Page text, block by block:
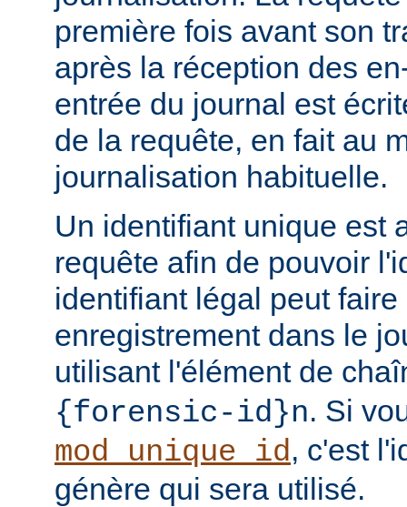
première fois avant son
après la réception des
entrée du journal est
de la requête, en fait au
journalisation habituelle.
Un identifiant unique est
requête afin de pouvoir
identifiant légal peut
enregistrement dans le
utilisant l'élément de
{forensic-id}n. Si
mod_unique_id, c'est
génère qui sera utilisé.